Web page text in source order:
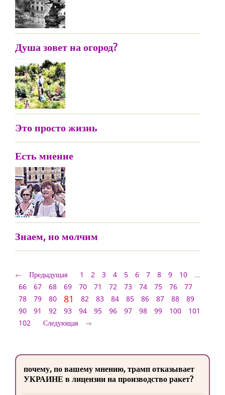
Душа зовет на огород?
Это просто жизнь
Есть мнение
Знаем, но молчим
Предыдущая 1 2 3 4 5 6 7 8 9 10
...
66
67 68 69 70 71 72 73 74 75 76
77
78
79 80 81 82 83 84 85 86 87 88
89
90
91 92 93 94 95 96 97 98 99 100
101
102
Следующая
почему, по вашему мнению, трамп отказывает
УКРАИНЕ в лицензии на производство ракет?